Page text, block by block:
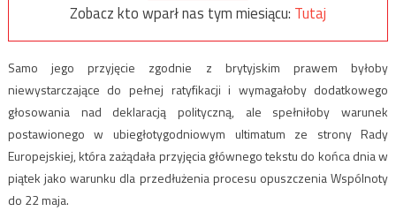
Zobacz kto wparł nas tym miesiącu: Tutaj
Samo jego przyjęcie zgodnie z brytyjskim prawem byłoby
niewystarczające do pełnej ratyfikacji i wymagałoby dodatkowego
głosowania nad deklaracją polityczną, ale spełniłoby warunek
postawionego w ubiegłotygodniowym ultimatum ze strony Rady
Europejskiej, która zażądała przyjęcia głównego tekstu do końca dnia w
piątek jako warunku dla przedłużenia procesu opuszczenia Wspólnoty
do 22 maja.